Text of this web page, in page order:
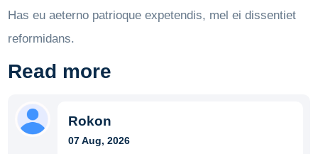
Has eu aeterno patrioque expetendis, mel ei dissentiet
reformidans.
Read more
Rokon
07 Aug, 2026